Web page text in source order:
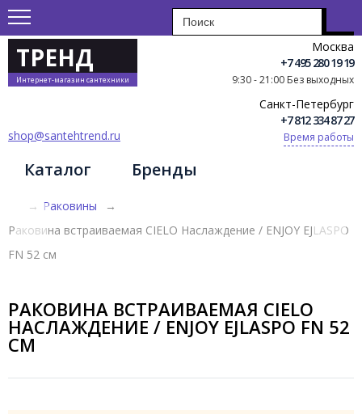
ТРЕНД
Интернет-магазин сантехники
Москва
+7 495 280 19 19
9:30 - 21:00 Без выходных
Санкт-Петербург
+7 812 334 87 27
Время работы
shop@santehtrend.ru
Каталог Бренды
→ Раковины
→
Раковина встраиваемая CIELO Наслаждение / ENJOY EJLASPO
FN 52 см
РАКОВИНА ВСТРАИВАЕМАЯ CIELO
НАСЛАЖДЕНИЕ / ENJOY EJLASPO FN 52
СМ